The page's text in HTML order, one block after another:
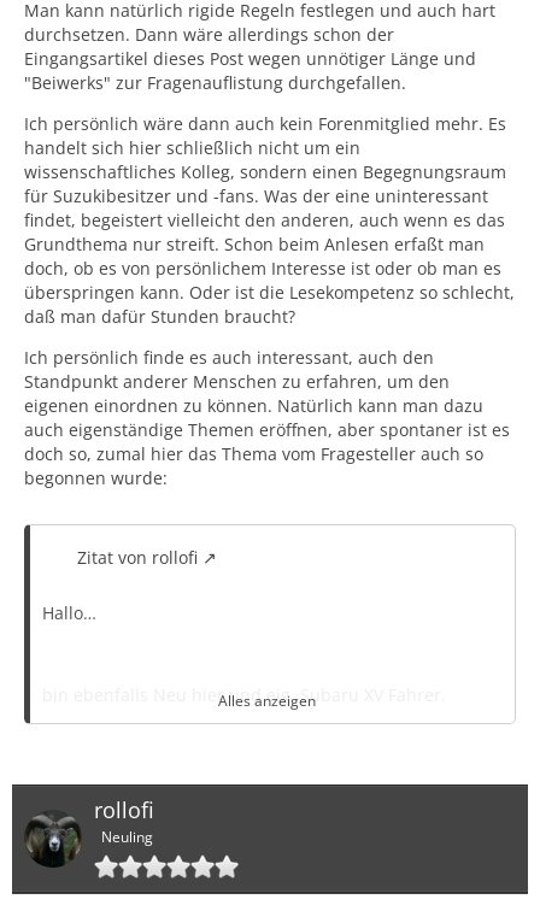
Man kann natürlich rigide Regeln festlegen und auch hart
durchsetzen. Dann wäre allerdings schon der
Eingangsartikel dieses Post wegen unnötiger Länge und
"Beiwerks" zur Fragenauflistung durchgefallen.
Ich persönlich wäre dann auch kein Forenmitglied mehr. Es
handelt sich hier schließlich nicht um ein
wissenschaftliches Kolleg, sondern einen Begegnungsraum
für Suzukibesitzer und -fans. Was der eine uninteressant
findet, begeistert vielleicht den anderen, auch wenn es das
Grundthema nur streift. Schon beim Anlesen erfaßt man
doch, ob es von persönlichem Interesse ist oder ob man es
überspringen kann. Oder ist die Lesekompetenz so schlecht,
daß man dafür Stunden braucht?
Ich persönlich finde es auch interessant, auch den
Standpunkt anderer Menschen zu erfahren, um den
eigenen einordnen zu können. Natürlich kann man dazu
auch eigenständige Themen eröffnen, aber spontaner ist es
doch so, zumal hier das Thema vom Fragesteller auch so
begonnen wurde:
Zitat von rollofi
Hallo…
bin ebenfalls Neu hier und eig. Subaru XV Fahrer.
Assistenzsysteme am S-Cross vor 2024 und nach 2024!
Ab 1.01.2024 gilt ja von EU, dass bestimmte A.Syst. nun
Pflicht sind und n i c h t mehr abschaltbar sind!
Alles anzeigen
rollofi
Neuling